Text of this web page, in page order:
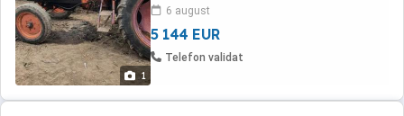
1
6 august
5 144 EUR
Telefon validat